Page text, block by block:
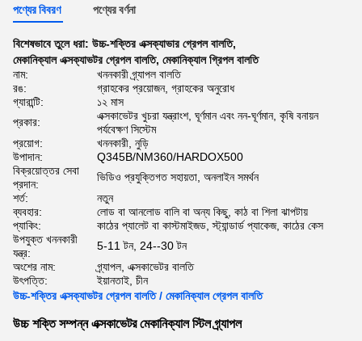
পণ্যের বিবরণ পণ্যের বর্ণনা
বিশেষভাবে তুলে ধরা: উচ্চ-শক্তির এক্সক্যাভার গ্রেপল বালতি,
মেকানিক্যাল এক্সক্যাভটর গ্রেপল বালতি, মেকানিক্যাল গ্রিপল বালতি
নাম:
খননকারী গ্র্যাপল বালতি
রঙ:
গ্রাহকের প্রয়োজন, গ্রাহকের অনুরোধ
গ্যারান্টি:
১২ মাস
প্রকার:
এক্সকাভেটর খুচরা যন্ত্রাংশ, ঘূর্ণমান এবং নন-ঘূর্ণমান, কৃষি বনায়ন
পর্যবেক্ষণ সিস্টেম
প্রয়োগ:
খননকারী, নুড়ি
উপাদান:
Q345B/NM360/HARDOX500
বিক্রয়োত্তর সেবা
প্রদান:
ভিডিও প্রযুক্তিগত সহায়তা, অনলাইন সমর্থন
শর্ত:
নতুন
ব্যবহার:
লোড বা আনলোড বালি বা অন্য কিছু, কাঠ বা শিলা ঝাপটায়
প্যাকিং:
কাঠের প্যালেট বা কাস্টমাইজড, স্ট্যান্ডার্ড প্যাকেজ, কাঠের কেস
উপযুক্ত খননকারী
যন্ত্র:
5-11 টন, 24--30 টন
অংশের নাম:
গ্র্যাপল, এক্সকাভেটর বালতি
উৎপত্তি:
ইয়ানতাই, চীন
উচ্চ-শক্তির এক্সক্যাভটর গ্রেপল বালতি / মেকানিক্যাল গ্রেপল বালতি
উচ্চ শক্তি সম্পন্ন এক্সকাভেটর মেকানিক্যাল স্টিল গ্র্যাপল